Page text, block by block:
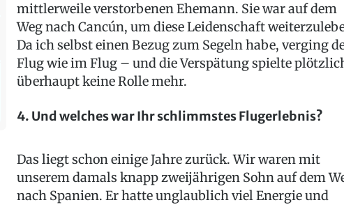
mittlerweile verstorbenen Ehemann. Sie war auf dem
Weg nach Cancún, um diese Leidenschaft
Da ich selbst einen Bezug zum Segeln habe, verging
Flug wie im Flug – und die Verspätung spielte
überhaupt keine Rolle mehr.
4. Und welches war Ihr schlimmstes Flugerlebnis?
Das liegt schon einige Jahre zurück. Wir waren mit
unserem damals knapp zweijährigen Sohn auf dem
nach Spanien. Er hatte unglaublich viel Energie und